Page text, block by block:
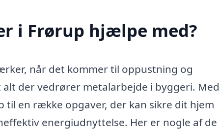
i Frørup hjælpe med?
når det kommer til oppustning og
der vedrører metalarbejde i byggeri. Med
en række opgaver, der kan sikre dit hjem
energiudnyttelse. Her er nogle af de